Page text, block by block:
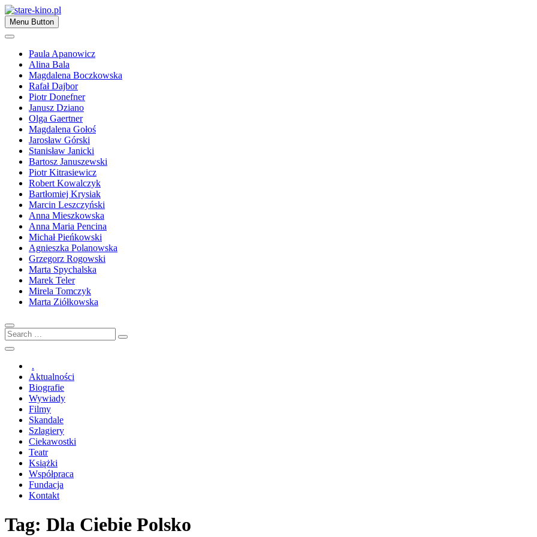
Skip
to
content
stare-kino.pl
Zapraszamy
Menu Button
Paula Apanowicz
Alina Bala
Magdalena Boczkowska
Rafał Dajbor
Piotr Donefner
Janusz Dziano
Olga Gaertner
Magdalena Gołoś
Jarosław Górski
Stanisław Janicki
Bartosz Januszewski
Piotr Kitrasiewicz
Robert Kowalczyk
Bartłomiej Krysiak
Marcin Leszczyński
Anna Mieszkowska
Anna Maria Pencina
Michał Pieńkowski
Agnieszka Polanowska
Grzegorz Rogowski
Marta Spychalska
Marek Teler
Mirela Tomczyk
Marta Ziółkowska
Search
…
.
Aktualności
Biografie
Wywiady
Filmy
Skandale
Szlagiery
Ciekawostki
Teatr
Książki
Współpraca
Fundacja
Kontakt
Tag: Dla Ciebie Polsko